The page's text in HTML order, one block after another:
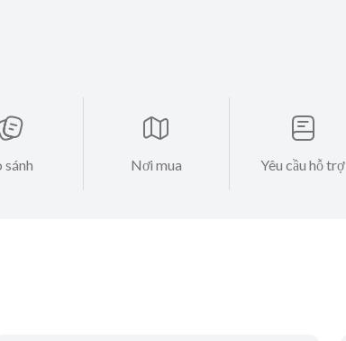
sánh Nơi mua Yêu cầu hỗ trợ